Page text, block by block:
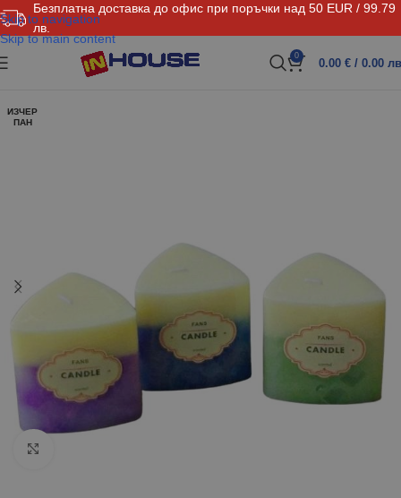
Безплатна доставка до офис при поръчки над 50 EUR / 99.79
лв.
Skip to navigation
Skip to main content
0
0.00 € / 0.00
ИЗЧЕР
ПАН